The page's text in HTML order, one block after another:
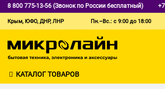
8 800 775-13-56 (Звонок по России бесплатный)
Крым, ЮФО, ДНР, ЛНР Пн.–Вс.: с 9:00 до 18:00
КАТАЛОГ ТОВАРОВ